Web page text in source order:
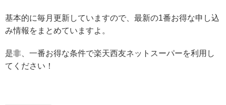
基本的に毎月更新していますので、最新の1番お得な申し込
み情報をまとめていますよ。
是非、一番お得な条件で楽天西友ネットスーパーを利用し
てください！